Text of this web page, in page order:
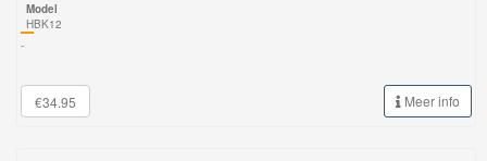
Model
HBK12
-
€34.95 Meer info